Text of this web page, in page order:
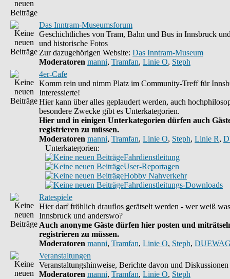
Das Inntram-Museumsforum
Geschichtliches von Tram, Bahn und Bus in Innsbruck
und historische Fotos
Zur dazugehörigen Website: Das Inntram-Museum
Moderatoren manni, Tramfan, Linie O, Steph
4er-Cafe
Komm rein und nimm Platz im Community-Treff für
Interessierte!
Hier kann über alles geplaudert werden, auch
besondere Zwecke gibt es Unterkategorien.
Hier und in einigen Unterkategorien dürfen auch
registrieren zu müssen.
Moderatoren manni, Tramfan, Linie O, Steph, Linie R,
Unterkategorien:
Fahrdienstleitung
User-Reportagen
Hobby Nahverkehr
Fahrdienstleitungs-Downloads
Ratespiele
Hier darf fröhlich drauflos gerätselt werden - wer weiß
Innsbruck und anderswo?
Auch anonyme Gäste dürfen hier posten und
registrieren zu müssen.
Moderatoren manni, Tramfan, Linie O, Steph,
Veranstaltungen
Veranstaltungshinweise, Berichte davon und Diskussionen
Moderatoren manni, Tramfan, Linie O, Steph